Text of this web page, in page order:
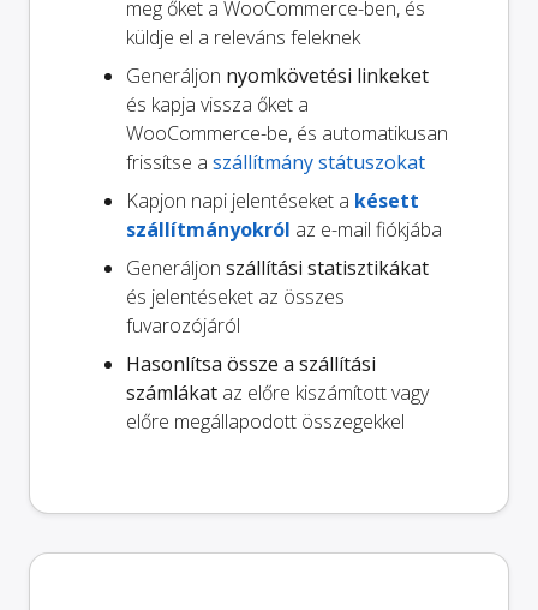
meg őket a WooCommerce-ben, és
küldje el a releváns feleknek
Generáljon nyomkövetési linkeket
és kapja vissza őket a
WooCommerce-be, és automatikusan
frissítse a szállítmány státuszokat
Kapjon napi jelentéseket a késett
szállítmányokról az e-mail fiókjába
Generáljon szállítási statisztikákat
és jelentéseket az összes
fuvarozójáról
Hasonlítsa össze a szállítási
számlákat az előre kiszámított vagy
előre megállapodott összegekkel